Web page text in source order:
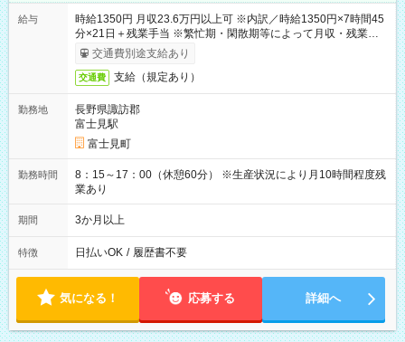
給与
時給1350円 月収23.6万円以上可 ※内訳／時給1350円×7時間45
分×21日＋残業手当 ※繁忙期・閑散期等によって月収・残業時間
は変動します ＊日払い・仮払いOK（アプリでカンタン申請！）
交通費別途支給あり
交通費 支給（規定あり）
勤務地
長野県諏訪郡
富士見駅
富士見町
勤務時間
8：15～17：00（休憩60分） ※生産状況により月10時間程度残
業あり
期間 3か月以上
特徴 日払いOK / 履歴書不要
気になる！ 応募する 詳細へ